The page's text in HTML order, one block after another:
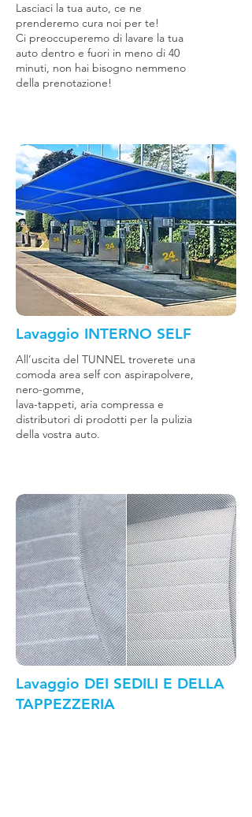
Lasciaci la tua auto, ce ne
prenderemo cura noi per te!
Ci preoccuperemo di lavare la tua
auto dentro e fuori in meno di 40
minuti, non hai bisogno nemmeno
della prenotazione!
Lavaggio INTERNO SELF
All’uscita del TUNNEL troverete una
comoda area self con aspirapolvere,
nero-gomme,
lava-tappeti, aria compressa e
distributori di prodotti per la pulizia
della vostra auto.
Lavaggio DEI SEDILI E DELLA
TAPPEZZERIA